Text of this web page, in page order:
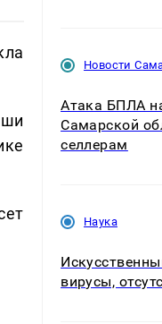
Новости
Атака БПЛА
Самарской
селлерам
Наука
вирусы,